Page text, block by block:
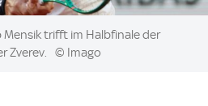
Mensik trifft im Halbfinale der
Zverev.
© Imago